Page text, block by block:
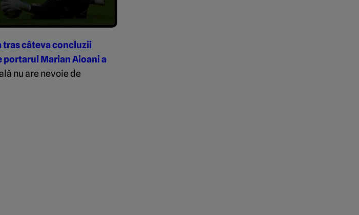
tras câteva concluzii
portarul Marian Aioani a
nu are nevoie de